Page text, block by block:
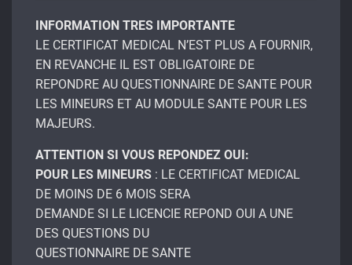
INFORMATION TRES IMPORTANTE
LE CERTIFICAT MEDICAL N’EST PLUS A FOURNIR,
EN REVANCHE IL EST OBLIGATOIRE DE
REPONDRE AU QUESTIONNAIRE DE SANTE POUR
LES MINEURS ET AU MODULE SANTE POUR LES
MAJEURS.
ATTENTION SI VOUS REPONDEZ OUI:
POUR LES MINEURS : LE CERTIFICAT MEDICAL
DE MOINS DE 6 MOIS SERA
DEMANDE SI LE LICENCIE REPOND OUI A UNE
DES QUESTIONS DU
QUESTIONNAIRE DE SANTE